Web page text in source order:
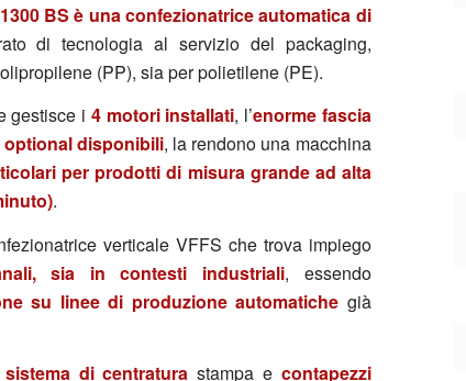
BS è una confezionatrice automatica di
di tecnologia al servizio del packaging,
(PP), sia per polietilene (PE).
gestisce i 4 motori installati, l’enorme fascia
disponibili, la rendono una macchina
per prodotti di misura grande ad alta
.
verticale VFFS che trova impiego
sia in contesti industriali, essendo
su linee di produzione automatiche già
di centratura stampa e contapezzi